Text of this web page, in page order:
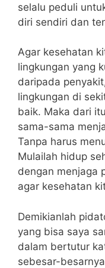
selalu peduli
diri sendiri dan
Agar kesehatan
lingkungan yang
daripada
lingkungan di
baik. Maka dari
sama-sama
Tanpa harus
Mulailah hidup
dengan menjaga
agar kesehatan
Demikianlah
yang bisa saya
dalam bertutur
sebesar-